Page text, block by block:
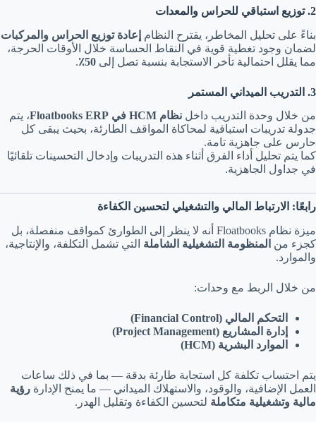
2. توزيع استباقي للحراس والمعدات
بناءً على تحليل المخاطر، يقترح النظام إعادة توزيع الحراس والمركبات
لضمان وجود تغطية قوية في النقاط الحساسة خلال الأوقات الحرجة،
مما يقلل احتمالية تأخر الاستجابة بنسبة تصل إلى 50٪ .
3. التدريب الميداني المستمر
من خلال وحدة التدريب داخل نظام HCM في Floatbooks ERP
، يتم
جدولة تدريبات استباقية لمحاكاة المواقف الطارئة، بحيث يبقى كل
حارس على جاهزية تامة.
كما يتم تحليل أداء الفرق أثناء هذه التدريبات وإدخال التحسينات تلقائيًا
في جداول الجاهزية.
رابعًا: الارتباط المالي والتشغيلي لتحسين الكفاءة
ميزة نظام Floatbooks أنه لا ينظر إلى الطوارئ كمواقف منفصلة، بل
كجزء من المنظومة التشغيلية الشاملة التي تشمل التكلفة، والإنتاجية،
والموارد.
من خلال الربط مع وحدات:
التحكم المالي (Financial Control)
إدارة المشاريع (Project Management)
الموارد البشرية (HCM)
يتم احتساب تكلفة كل استجابة طارئة بدقة — بما في ذلك ساعات
العمل الإضافية، والوقود، والاستهلاك الميداني — ما يمنح الإدارة رؤية
مالية وتشغيلية متكاملة لتحسين الكفاءة وتقليل الهدر.